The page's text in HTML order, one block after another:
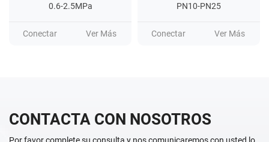
0.6-2.5MPa
Conectar Ver Más
PN10-PN25
Conectar Ver Más
CONTACTA CON NOSOTROS
Por favor complete su consulta y nos comunicaremos con usted lo